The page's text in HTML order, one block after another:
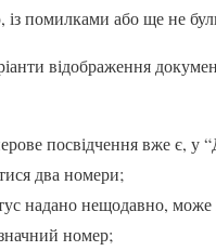
із помилками або ще не
відображення
посвідчення вже є, у
два номери;
надано нещодавно, може
номер;